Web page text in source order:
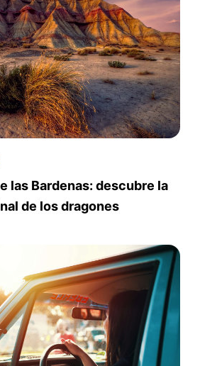
las Bardenas: descubre la
de los dragones